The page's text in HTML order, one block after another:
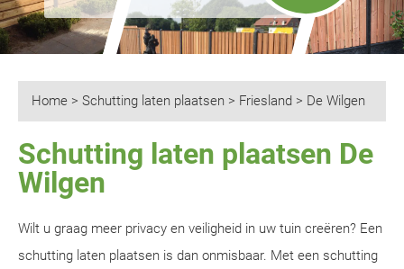
Home > Schutting laten plaatsen > Friesland > De Wilgen
Schutting laten plaatsen De
Wilgen
Wilt u graag meer privacy en veiligheid in uw tuin creëren? Een
schutting laten plaatsen is dan onmisbaar. Met een schutting